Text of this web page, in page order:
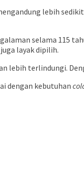
lebih
selama 115
layak dipilih.
lebih terlindungi.
dengan kebutuhan